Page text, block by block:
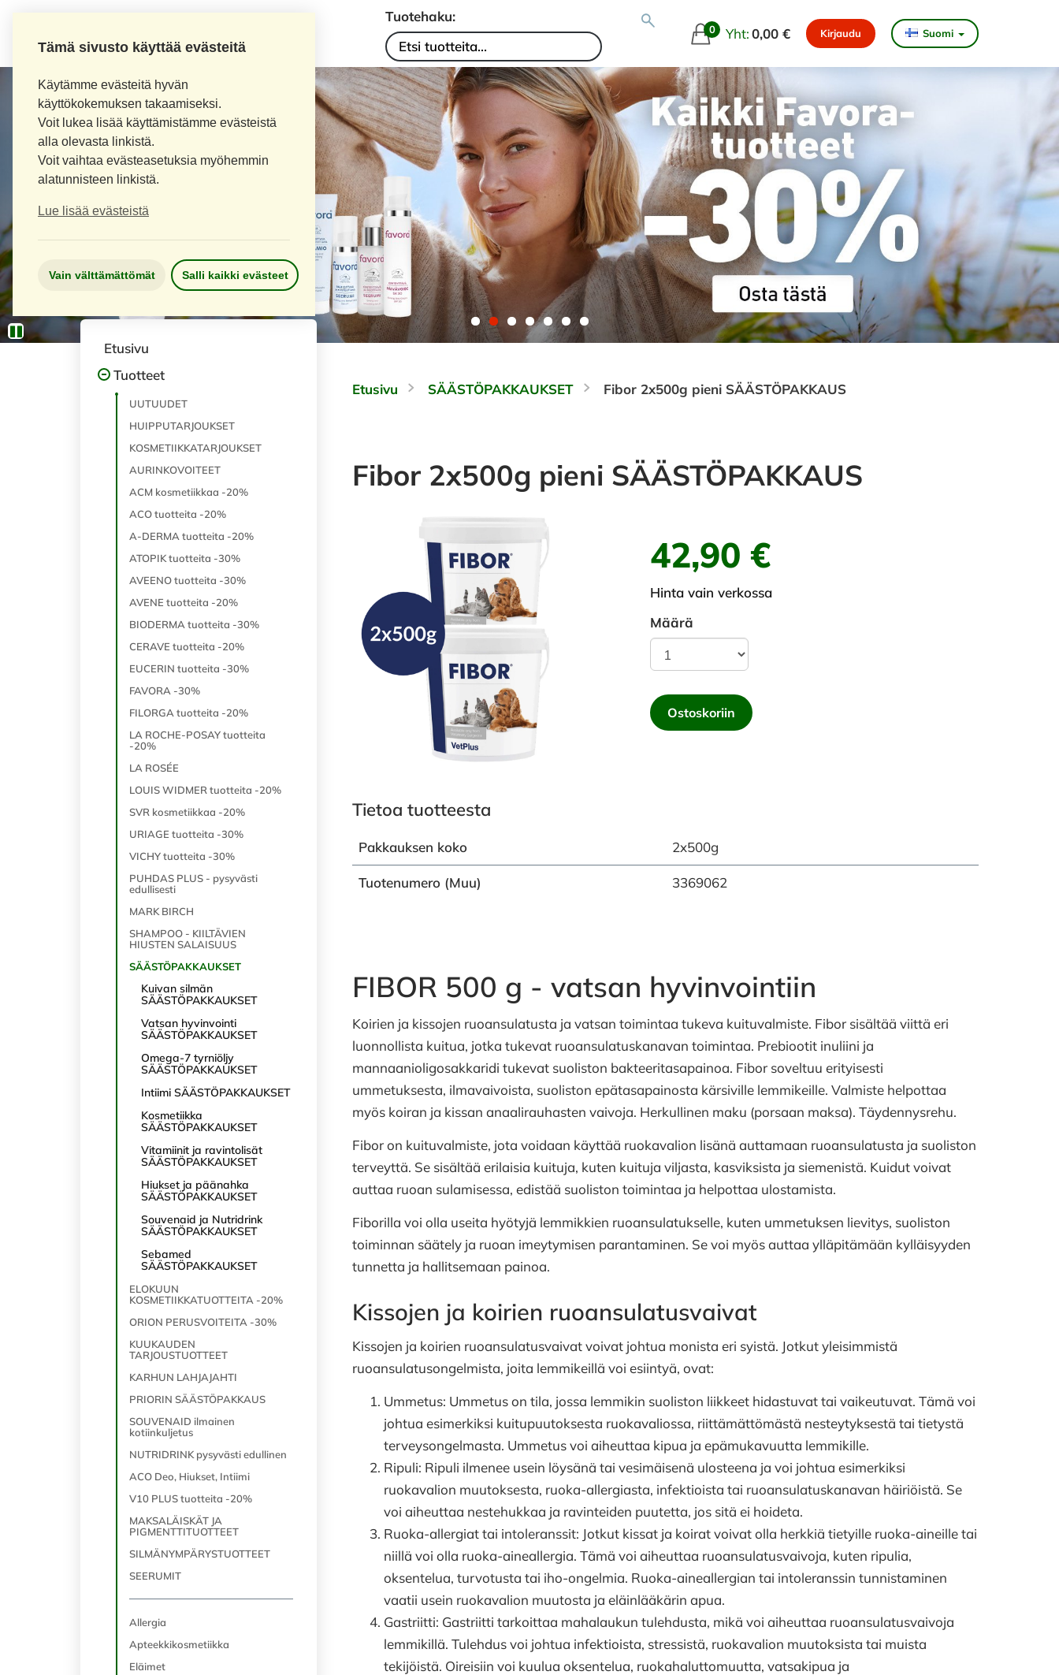
Tämä sivusto käyttää evästeitä
Käytämme evästeitä hyvän
käyttökokemuksen takaamiseksi.
Voit lukea lisää käyttämistämme evästeistä
alla olevasta linkistä.
Voit vaihtaa evästeasetuksia myöhemmin
alatunnisteen linkistä.
Lue lisää evästeistä
Vain välttämättömät Salli kaikki evästeet
Tuotehaku:
0 Yht:0,00 € Kirjaudu Suomi
Etusivu
Tuotteet
UUTUUDET
HUIPPUTARJOUKSET
KOSMETIIKKATARJOUKSET
AURINKOVOITEET
ACM kosmetiikkaa -20%
ACO tuotteita -20%
A-DERMA tuotteita -20%
ATOPIK tuotteita -30%
AVEENO tuotteita -30%
AVENE tuotteita -20%
BIODERMA tuotteita -30%
CERAVE tuotteita -20%
EUCERIN tuotteita -30%
FAVORA -30%
FILORGA tuotteita -20%
LA ROCHE-POSAY tuotteita
-20%
LA ROSÉE
LOUIS WIDMER tuotteita -20%
SVR kosmetiikkaa -20%
URIAGE tuotteita -30%
VICHY tuotteita -30%
PUHDAS PLUS - pysyvästi
edullisesti
MARK BIRCH
SHAMPOO - KIILTÄVIEN
HIUSTEN SALAISUUS
SÄÄSTÖPAKKAUKSET
Kuivan silmän
SÄÄSTÖPAKKAUKSET
Vatsan hyvinvointi
SÄÄSTÖPAKKAUKSET
Omega-7 tyrniöljy
SÄÄSTÖPAKKAUKSET
Intiimi SÄÄSTÖPAKKAUKSET
Kosmetiikka
SÄÄSTÖPAKKAUKSET
Vitamiinit ja ravintolisät
SÄÄSTÖPAKKAUKSET
Hiukset ja päänahka
SÄÄSTÖPAKKAUKSET
Souvenaid ja Nutridrink
SÄÄSTÖPAKKAUKSET
Sebamed
SÄÄSTÖPAKKAUKSET
ELOKUUN
KOSMETIIKKATUOTTEITA -20%
ORION PERUSVOITEITA -30%
KUUKAUDEN
TARJOUSTUOTTEET
KARHUN LAHJAJAHTI
PRIORIN SÄÄSTÖPAKKAUS
SOUVENAID ilmainen
kotiinkuljetus
NUTRIDRINK pysyvästi edullinen
ACO Deo, Hiukset, Intiimi
V10 PLUS tuotteita -20%
MAKSALÄISKÄT JA
PIGMENTTITUOTTEET
SILMÄNYMPÄRYSTUOTTEET
SEERUMIT
Allergia
Apteekkikosmetiikka
Eläimet
Etusivu SÄÄSTÖPAKKAUKSET Fibor 2x500g pieni SÄÄSTÖPAKKAUS
Fibor 2x500g pieni SÄÄSTÖPAKKAUS
42,90 €
Hinta vain verkossa
Määrä
Ostoskoriin
Tietoa tuotteesta
Pakkauksen koko 2x500g
Tuotenumero (Muu) 3369062
FIBOR 500 g - vatsan hyvinvointiin
Koirien ja kissojen ruoansulatusta ja vatsan toimintaa tukeva kuituvalmiste. Fibor sisältää viittä eri
luonnollista kuitua, jotka tukevat ruoansulatuskanavan toimintaa. Prebiootit inuliini ja
mannaanioligosakkaridi tukevat suoliston bakteeritasapainoa. Fibor soveltuu erityisesti
ummetuksesta, ilmavaivoista, suoliston epätasapainosta kärsiville lemmikeille. Valmiste helpottaa
myös koiran ja kissan anaalirauhasten vaivoja. Herkullinen maku (porsaan maksa). Täydennysrehu.
Fibor on kuituvalmiste, jota voidaan käyttää ruokavalion lisänä auttamaan ruoansulatusta ja suoliston
terveyttä. Se sisältää erilaisia kuituja, kuten kuituja viljasta, kasviksista ja siemenistä. Kuidut voivat
auttaa ruoan sulamisessa, edistää suoliston toimintaa ja helpottaa ulostamista.
Fiborilla voi olla useita hyötyjä lemmikkien ruoansulatukselle, kuten ummetuksen lievitys, suoliston
toiminnan säätely ja ruoan imeytymisen parantaminen. Se voi myös auttaa ylläpitämään kylläisyyden
tunnetta ja hallitsemaan painoa.
Kissojen ja koirien ruoansulatusvaivat
Kissojen ja koirien ruoansulatusvaivat voivat johtua monista eri syistä. Jotkut yleisimmistä
ruoansulatusongelmista, joita lemmikeillä voi esiintyä, ovat:
Ummetus: Ummetus on tila, jossa lemmikin suoliston liikkeet hidastuvat tai vaikeutuvat. Tämä voi
johtua esimerkiksi kuitupuutoksesta ruokavaliossa, riittämättömästä nesteytyksestä tai tietystä
terveysongelmasta. Ummetus voi aiheuttaa kipua ja epämukavuutta lemmikille.
Ripuli: Ripuli ilmenee usein löysänä tai vesimäisenä ulosteena ja voi johtua esimerkiksi
ruokavalion muutoksesta, ruoka-allergiasta, infektioista tai ruoansulatuskanavan häiriöistä. Se
voi aiheuttaa nestehukkaa ja ravinteiden puutetta, jos sitä ei hoideta.
Ruoka-allergiat tai intoleranssit: Jotkut kissat ja koirat voivat olla herkkiä tietyille ruoka-aineille tai
niillä voi olla ruoka-aineallergia. Tämä voi aiheuttaa ruoansulatusvaivoja, kuten ripulia,
oksentelua, turvotusta tai iho-ongelmia. Ruoka-aineallergian tai intoleranssin tunnistaminen
vaatii usein ruokavalion muutosta ja eläinlääkärin apua.
Gastriitti: Gastriitti tarkoittaa mahalaukun tulehdusta, mikä voi aiheuttaa ruoansulatusvaivoja
lemmikillä. Tulehdus voi johtua infektioista, stressistä, ruokavalion muutoksista tai muista
tekijöistä. Oireisiin voi kuulua oksentelua, ruokahaluttomuutta, vatsakipua ja